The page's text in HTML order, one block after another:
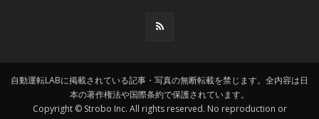
自動運転LABに掲載されている記事・写真の無断転載を禁じます。全内容は日
本の著作権法や国際条約で保護されています。
Copyright © Strobo Inc. All rights reserved. No reproduction or